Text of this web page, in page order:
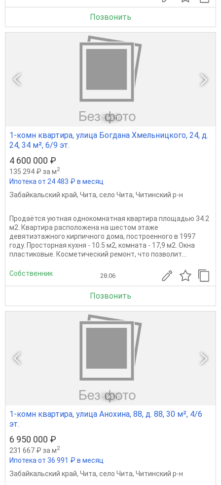
Позвонить
1 из 1
1-комн квартира, улица Богдана Хмельницкого, 24, д.
24, 34 м², 6/9 эт.
4 600 000 ₽
135 294 ₽ за м2
Ипотека от 24 483 ₽ в месяц
Забайкальский край, Чита, село Чита, Читинский р-н
Продаётся уютная однокомнатная квартира площадью 34.2
м2. Квартира расположена на шестом этаже
девятиэтажного кирпичного дома, построенного в 1997
году. Просторная кухня - 10.5 м2, комната - 17,9 м2. Окна
пластиковые. Косметический ремонт, что позволит...
Собственник 28.06
Позвонить
1 из 1
1-комн квартира, улица Анохина, 88, д. 88, 30 м², 4/6
эт.
6 950 000 ₽
231 667 ₽ за м2
Ипотека от 36 991 ₽ в месяц
Забайкальский край, Чита, село Чита, Читинский р-н